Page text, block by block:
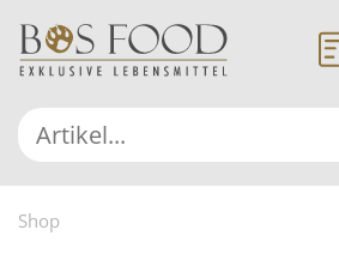
Shop